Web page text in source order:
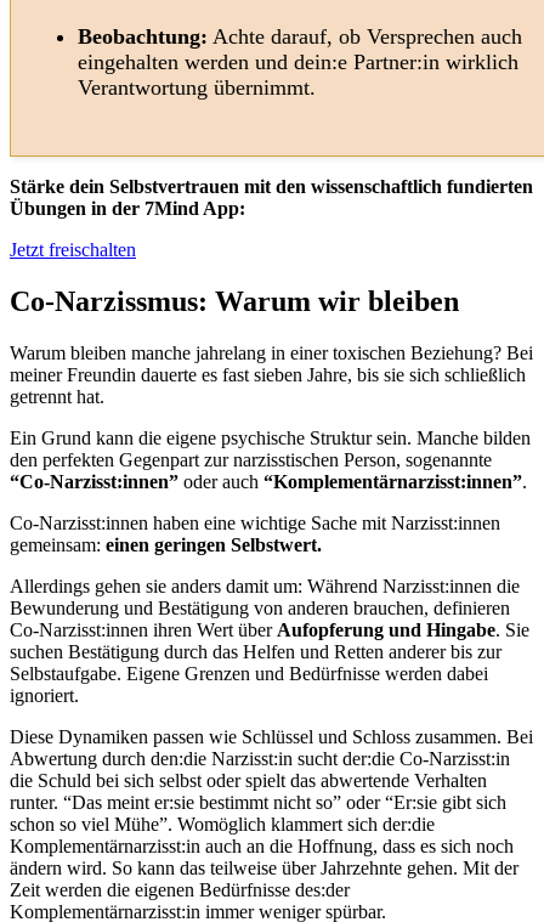
Beobachtung: Achte darauf, ob Versprechen auch
eingehalten werden und dein:e Partner:in wirklich
Verantwortung übernimmt.
Stärke dein Selbstvertrauen mit den wissenschaftlich fundierten
Übungen in der 7Mind App:
Jetzt freischalten
Co-Narzissmus: Warum wir bleiben
Warum bleiben manche jahrelang in einer toxischen Beziehung? Bei
meiner Freundin dauerte es fast sieben Jahre, bis sie sich schließlich
getrennt hat.
Ein Grund kann die eigene psychische Struktur sein. Manche bilden
den perfekten Gegenpart zur narzisstischen Person, sogenannte
“Co-Narzisst:innen” oder auch “Komplementärnarzisst:innen”.
Co-Narzisst:innen haben eine wichtige Sache mit Narzisst:innen
gemeinsam: einen geringen Selbstwert.
Allerdings gehen sie anders damit um: Während Narzisst:innen die
Bewunderung und Bestätigung von anderen brauchen, definieren
Co-Narzisst:innen ihren Wert über Aufopferung und Hingabe. Sie
suchen Bestätigung durch das Helfen und Retten anderer bis zur
Selbstaufgabe. Eigene Grenzen und Bedürfnisse werden dabei
ignoriert.
Diese Dynamiken passen wie Schlüssel und Schloss zusammen. Bei
Abwertung durch den:die Narzisst:in sucht der:die Co-Narzisst:in
die Schuld bei sich selbst oder spielt das abwertende Verhalten
runter. “Das meint er:sie bestimmt nicht so” oder “Er:sie gibt sich
schon so viel Mühe”. Womöglich klammert sich der:die
Komplementärnarzisst:in auch an die Hoffnung, dass es sich noch
ändern wird. So kann das teilweise über Jahrzehnte gehen. Mit der
Zeit werden die eigenen Bedürfnisse des:der
Komplementärnarzisst:in immer weniger spürbar.